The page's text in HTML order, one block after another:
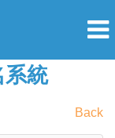
系統
Back